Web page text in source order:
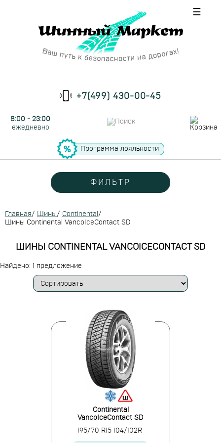
☰
+7(499) 430-00-45
8:00 - 23:00
ежедневно
Программа лояльности
ФИЛЬТР
Главная/ Шины/ Continental /
Шины Continental VancoIceContact SD
ШИНЫ CONTINENTAL VANCOICECONTACT SD
Найдено: 1 предложение
Continental
VancoIceContact SD
195/70 R15 104/102R